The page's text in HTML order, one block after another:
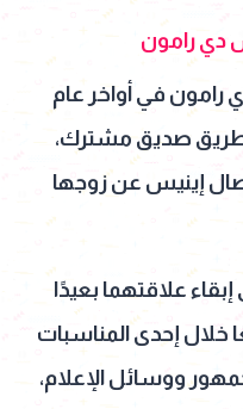
دي رامون
رامون في أواخر عام
عن طريق صديق مشترك،
إينيس عن زوجها
علاقتهما بعيدًا
خلال إحدى المناسبات
اهتمام الجمهور ووسائل الإعلام،